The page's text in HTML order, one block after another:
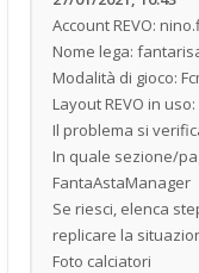
Account REVO:
Nome lega:
Modalità di gioco:
Layout REVO in
Il problema si
In quale sezione/
FantaAstaManager
Se riesci, elenca
replicare la
Foto calciatori